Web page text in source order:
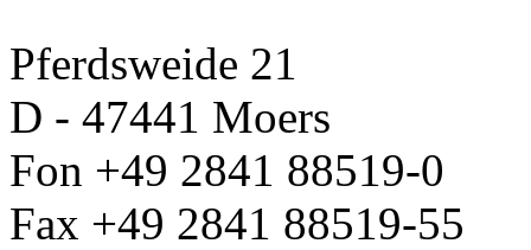
Pferdsweide 21
D - 47441 Moers
Fon +49 2841 88519-0
Fax +49 2841 88519-55